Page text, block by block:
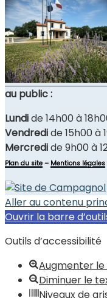
au public :
Lundide 14h00 à
Vendredide 15h00 à
Mercredide 9h00 à
Plan du site – Mentions légales
Aller au contenu
Ouvrir la barre
Outils d’accessibilité
Augmenter
Diminuer le
Niveaux de